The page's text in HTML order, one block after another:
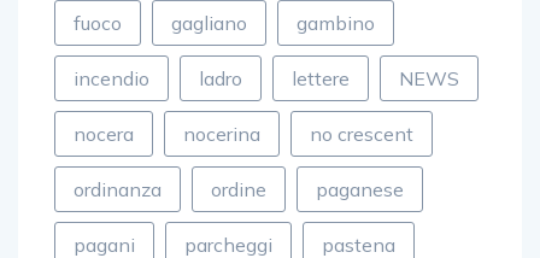
fuoco gagliano gambino
incendio ladro lettere NEWS
nocera nocerina no crescent
ordinanza ordine paganese
pagani parcheggi pastena